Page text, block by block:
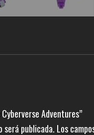
Adventures”
será publicada. Los